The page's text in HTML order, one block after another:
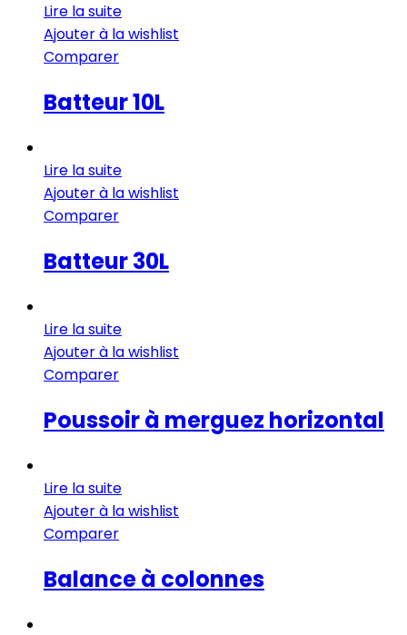
Lire la suite
Ajouter à la wishlist
Comparer
Batteur 10L
Lire la suite
Ajouter à la wishlist
Comparer
Batteur 30L
Lire la suite
Ajouter à la wishlist
Comparer
Poussoir à merguez horizontal
Lire la suite
Ajouter à la wishlist
Comparer
Balance à colonnes